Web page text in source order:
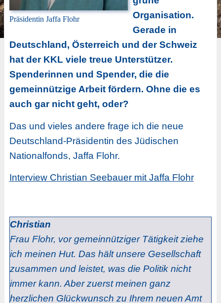
Präsidentin Jaffa Flohr
Organisation.
Gerade in
Deutschland, Österreich und der Schweiz
hat der KKL viele treue Unterstützer.
Spenderinnen und Spender, die die
gemeinnützige Arbeit fördern. Ohne die es
auch gar nicht geht, oder?
Das und vieles andere frage ich die neue
Deutschland-Präsidentin des Jüdischen
Nationalfonds, Jaffa Flohr.
Interview Christian Seebauer mit Jaffa Flohr
Christian
Frau Flohr, vor gemeinnütziger Tätigkeit ziehe
ich meinen Hut. Das hält unsere Gesellschaft
zusammen und leistet, was die Politik nicht
immer kann. Aber zuerst meinen ganz
herzlichen Glückwunsch zu Ihrem neuen Amt